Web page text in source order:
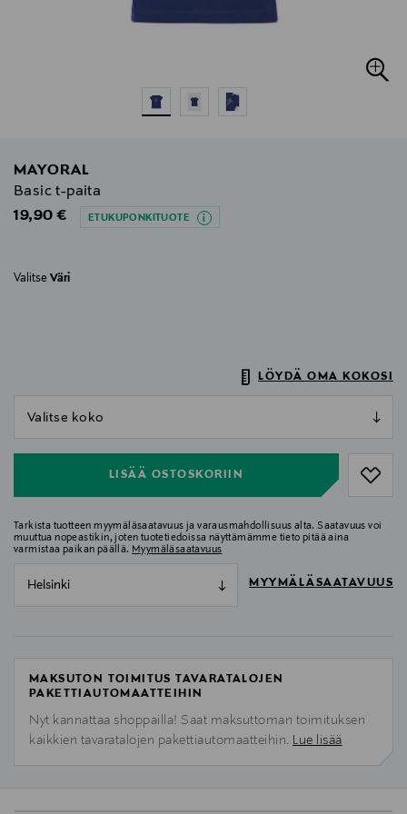
MAYORAL
Basic t-paita
Original Price
19,90 € ETUKUPONKITUOTE
Valitse Väri
LÖYDÄ OMA KOKOSI
LISÄÄ OSTOSKORIIN
Tarkista tuotteen myymäläsaatavuus ja varausmahdollisuus alta. Saatavuus voi
muuttua nopeastikin, joten tuotetiedoissa näyttämämme tieto pitää aina
varmistaa paikan päällä. Myymäläsaatavuus
Helsinki MYYMÄLÄSAATAVUUS
MAKSUTON TOIMITUS TAVARATALOJEN
PAKETTIAUTOMAATTEIHIN
Nyt kannattaa shoppailla! Saat maksuttoman toimituksen
kaikkien tavaratalojen pakettiautomaatteihin. Lue lisää